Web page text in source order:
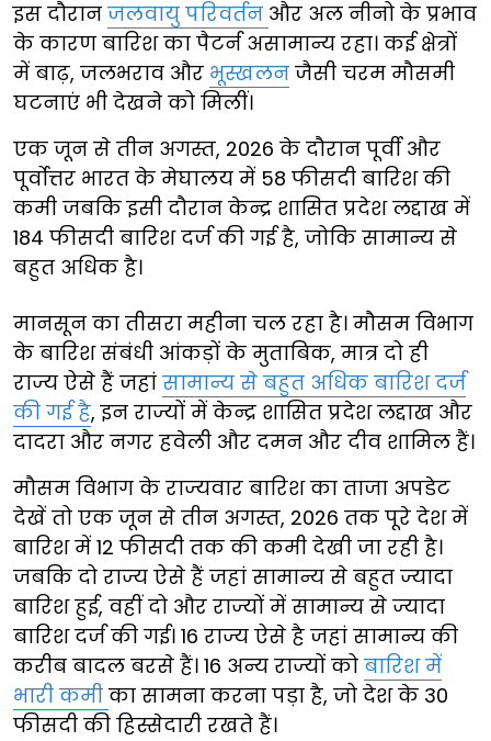
इस दौरान जलवायु परिवर्तन और अल नीनो के प्रभाव
के कारण बारिश का पैटर्न असामान्य रहा। कई क्षेत्रों
में बाढ़, जलभराव और भूस्खलन जैसी चरम मौसमी
घटनाएं भी देखने को मिलीं।
एक जून से तीन अगस्त, 2026 के दौरान पूर्वी और
पूर्वोत्तर भारत के मेघालय में 58 फीसदी बारिश की
कमी जबकि इसी दौरान केन्द्र शासित प्रदेश लद्दाख में
184 फीसदी बारिश दर्ज की गई है, जोकि सामान्य से
बहुत अधिक है।
मानसून का तीसरा महीना चल रहा है। मौसम विभाग
के बारिश संबंधी आंकड़ों के मुताबिक, मात्र दो ही
राज्य ऐसे हैं जहां सामान्य से बहुत अधिक बारिश दर्ज
की गई है, इन राज्यों में केन्द्र शासित प्रदेश लद्दाख और
दादरा और नगर हवेली और दमन और दीव शामिल हैं।
मौसम विभाग के राज्यवार बारिश का ताजा अपडेट
देखें तो एक जून से तीन अगस्त, 2026 तक पूरे देश में
बारिश में 12 फीसदी तक की कमी देखी जा रही है।
जबकि दो राज्य ऐसे हैं जहां सामान्य से बहुत ज्यादा
बारिश हुई, वहीं दो और राज्यों में सामान्य से ज्यादा
बारिश दर्ज की गई। 16 राज्य ऐसे है जहां सामान्य की
करीब बादल बरसे हैं। 16 अन्य राज्यों को बारिश में
भारी कमी का सामना करना पड़ा है, जो देश के 30
फीसदी की हिस्सेदारी रखते हैं।